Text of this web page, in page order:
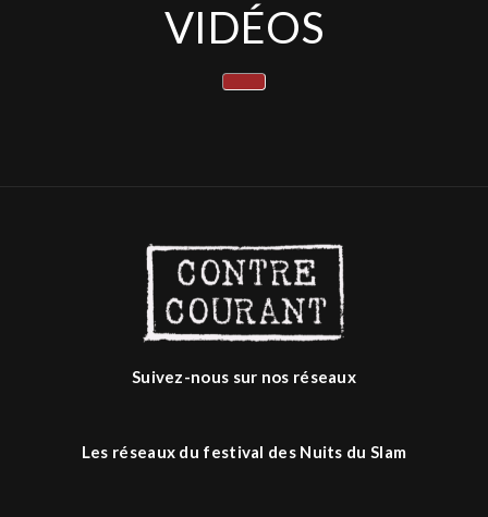
VIDÉOS
Suivez-nous sur nos réseaux
Les réseaux du festival des Nuits du Slam